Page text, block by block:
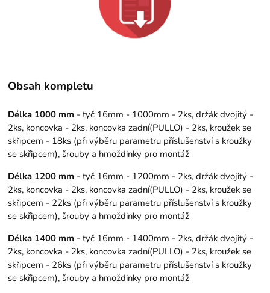
Obsah kompletu
Délka 1000 mm - tyč 16mm - 1000mm - 2ks, držák dvojitý -
2ks, koncovka - 2ks, koncovka zadní(PULLO) - 2ks, kroužek se
skřipcem - 18ks (při výběru parametru příslušenství s kroužky
se skřipcem), šrouby a hmoždinky pro montáž
Délka 1200 mm - tyč 16mm - 1200mm - 2ks, držák dvojitý -
2ks, koncovka - 2ks, koncovka zadní(PULLO) - 2ks, kroužek se
skřipcem - 22ks (při výběru parametru příslušenství s kroužky
se skřipcem), šrouby a hmoždinky pro montáž
Délka 1400 mm - tyč 16mm - 1400mm - 2ks, držák dvojitý -
2ks, koncovka - 2ks, koncovka zadní(PULLO) - 2ks, kroužek se
skřipcem - 26ks (při výběru parametru příslušenství s kroužky
se skřipcem), šrouby a hmoždinky pro montáž